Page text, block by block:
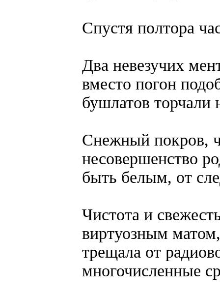
Спустя полтора
Два невезучих
вместо погон
бушлатов торчали
Снежный покров,
несовершенство
быть белым, от
Чистота и
виртуозным
трещала от
многочисленные